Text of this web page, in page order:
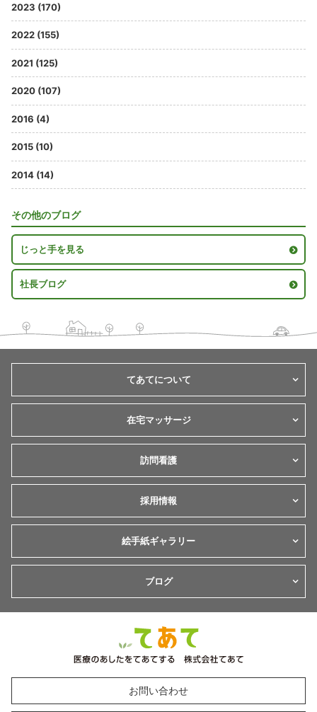
2023 (170)
2022 (155)
2021 (125)
2020 (107)
2016 (4)
2015 (10)
2014 (14)
その他のブログ
じっと手を見る
社長ブログ
てあてについて
在宅マッサージ
訪問看護
採用情報
絵手紙ギャラリー
ブログ
お問い合わせ